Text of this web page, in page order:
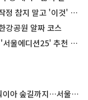
말고 '이것' 해보세요!
강공원 알짜 코스
에디션25' 추천 코스
까지…서울둘레길 15코스